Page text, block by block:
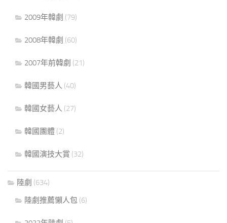
2009年韓劇 (79)
2008年韓劇 (60)
2007年前韓劇 (21)
韓國男藝人 (40)
韓國女藝人 (27)
韓國團體 (2)
韓國演技大賞 (32)
陸劇 (634)
陸劇推薦懶人包 (6)